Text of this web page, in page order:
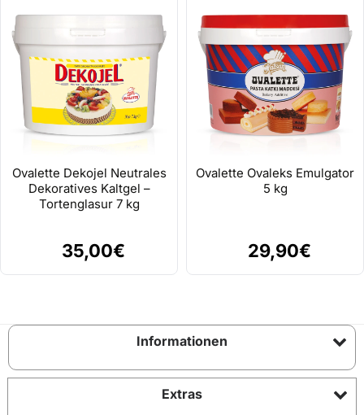
Ovalette Dekojel Neutrales
Dekoratives Kaltgel –
Tortenglasur 7 kg
35,00€
Ovalette Ovaleks Emulgator
5 kg
29,90€
Informationen
Extras